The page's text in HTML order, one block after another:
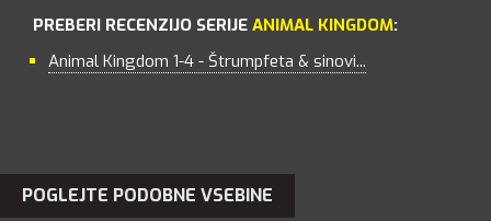
PREBERI RECENZIJO SERIJE ANIMAL KINGDOM:
Animal Kingdom 1-4 - Štrumpfeta & sinovi...
POGLEJTE PODOBNE VSEBINE